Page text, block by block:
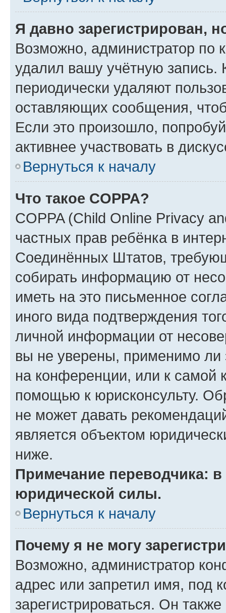
Я давно зарегистрирован,
Возможно, администратор по
удалил вашу учётную запись.
периодически удаляют
оставляющих сообщения,
Если это произошло,
активнее участвовать в
Вернуться к началу
Что такое COPPA?
COPPA (Child Online Privacy
частных прав ребёнка в
Соединённых Штатов,
собирать информацию от
иметь на это письменное
иного вида подтверждения
личной информации от
вы не уверены, применимо ли
на конференции, или к самой
помощью к юрисконсульту.
не может давать
является объектом
ниже.
Примечание переводчика:
юридической силы.
Вернуться к началу
Почему я не могу
Возможно, администратор
адрес или запретил имя, под
зарегистрироваться. Он